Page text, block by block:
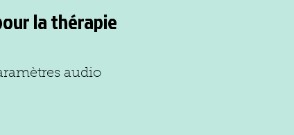
la thérapie
audio